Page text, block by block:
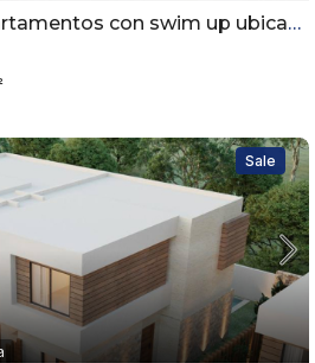
con swim up ubicados en Vista Cana, Punta Cana
Sale